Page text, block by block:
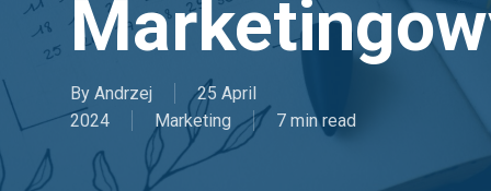
By Andrzej
25 April
2024
Marketing 7 min read